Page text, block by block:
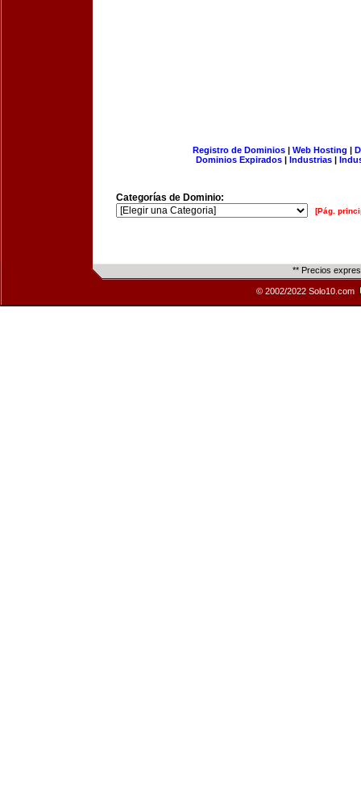
Registro de Dominios| Web Hosting |
Dominios Expirados | Industrias |
Categorías de Dominio:
[Pág.
** Precios
© 2002/2022 Solo10.com